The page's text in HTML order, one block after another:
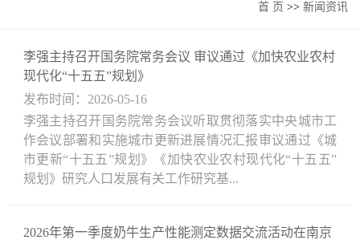
首 页 >> 新闻资讯
李强主持召开国务院常务会议 审议通过《加快农业农村
现代化“十五五”规划》
发布时间：2026-05-16
李强主持召开国务院常务会议听取贯彻落实中央城市工
作会议部署和实施城市更新进展情况汇报审议通过《城
市更新“十五五”规划》《加快农业农村现代化“十五五”
规划》研究人口发展有关工作研究基...
2026年第一季度奶牛生产性能测定数据交流活动在南京